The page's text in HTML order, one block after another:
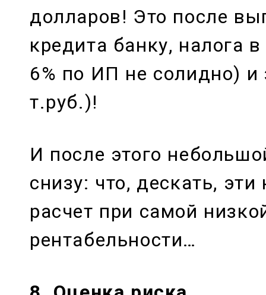
долларов! Это после
кредита банку, налога
6% по ИП не солидно) и
т.руб.)!
И после этого
снизу: что, дескать, эти
расчет при самой
рентабельности…